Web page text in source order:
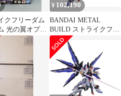
クフリーダム
光の翼オプシ
ト SOUL
¥ 102,190
BANDAI METAL
BUILD ストライクフリ
ーダムガンダム SOUL
BLUE Ver. 『機動戦士
ガンダムSEED
DESTINY』(魂ネイシ
ョン2018、魂ウェブ商
店限定)